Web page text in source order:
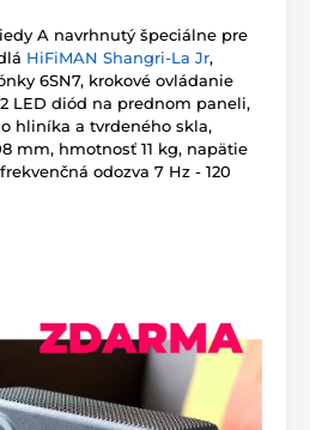
A navrhnutý špeciálne pre
HiFiMAN Shangri-La Jr,
6SN7, krokové ovládanie
LED diód na prednom paneli,
hliníka a tvrdeného skla,
mm, hmotnosť 11 kg, napätie
odozva 7 Hz - 120